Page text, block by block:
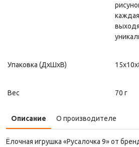
Упаковка (ДxШxВ)
Вес 70 г
Описание О производителе
Ёлочная игрушка «Русалочка 9» от